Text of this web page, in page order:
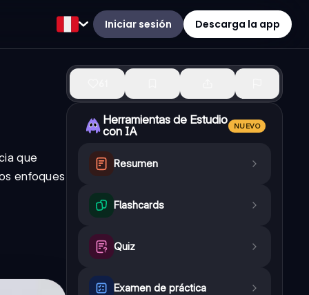
Iniciar sesión Descarga la app
que
enfoques
Herramientas de Estudio
con IA
NUEVO
Resumen
Flashcards
Quiz
Examen de práctica